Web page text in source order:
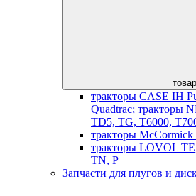
тракторы CASE IH
Quadtrac; тракторы
TD5, TG, T6000,
тракторы
тракторы LOVOL
TN, P
Запчасти для плугов и